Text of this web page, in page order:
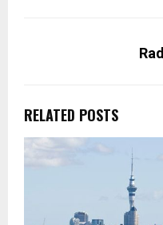
RELATED POSTS